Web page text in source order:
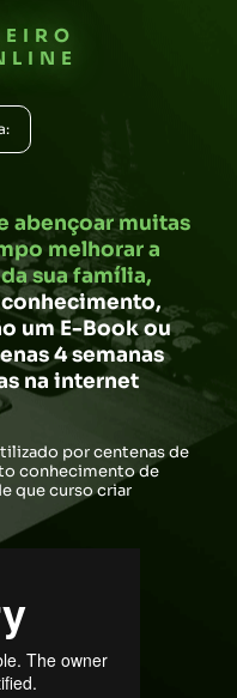
abençoar muitas
melhorar a
sua família,
um E-Book ou
4 semanas
na internet
por centenas de
conhecimento de
que curso criar